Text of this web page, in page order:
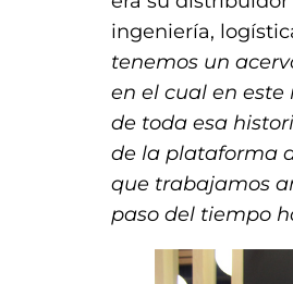
ingeniería,
tenemos un
en el cual en
de toda esa
de la plataforma
que trabajamos
paso del tiempo